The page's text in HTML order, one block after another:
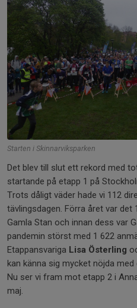
Starten i Skinnarviksparken
Det blev till slut ett rekord med
startande på etapp 1 på
Trots dåligt väder hade vi 112
tävlingsdagen. Förra året var det
Gamla Stan och innan dess var
pandemin störst med 1 622
Etappansvariga Lisa Österling
kan känna sig mycket nöjda
Nu ser vi fram mot etapp 2 i
maj.